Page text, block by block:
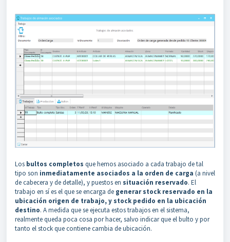
Los bultos completos que hemos asociado a cada trabajo de tal
tipo son inmediatamente asociados a la orden de carga (a nivel
de cabecera y de detalle), y puestos en situación reservado. El
trabajo en sí es el que se encarga de generar stock reservado en la
ubicación origen de trabajo, y stock pedido en la ubicación
destino. A medida que se ejecuta estos trabajos en el sistema,
realmente queda poca cosa por hacer, salvo indicar que el bulto y por
tanto el stock que contiene cambia de ubicación.